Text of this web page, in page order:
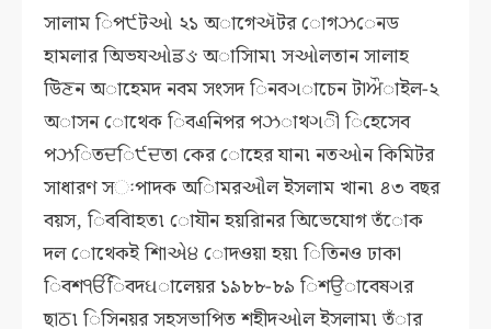
সালাম িপ੯টઓ ২১ অাগেઍটর োগઝেনড
হামলার অিভযઓਡઙ অাসািম৷ সઓলতান সালাহ
উিਣন অাহেমদ নবম সংসদ িনবગাচেন টাਔাইল-২
অাসন োথেক িবএনিপর পઝাথગী িহেসেব
পઝিতਦি੯ਦতা কের োহের যান৷ নতઓন কিমিটর
সাধারণ সઃপাদক অািমরઔল ইসলাম খান৷ ৪৩ বছর
বয়স, িববািহত৷ োযৗন হয়রািনর অিভেযােগ তঁােক
দল োথেকই শািએ੪ োদওয়া হয়৷ িতিনও ঢাকা
িবশੴিবদઘালেয়র ১৯৮৮-৮৯ িশਉাবেষગর
ছাਠ৷ িসিনয়র সহসভাপিত শহীদઓল ইসলাম৷ তঁার